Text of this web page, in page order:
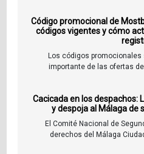
Código promocional de
códigos vigentes y cómo
Los códigos promocionales
importante de las ofertas de
Cacicada en los despachos:
y despoja al Málaga de
El Comité Nacional de
derechos del Málaga